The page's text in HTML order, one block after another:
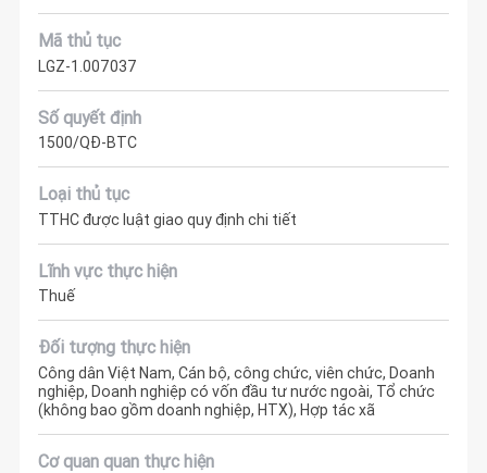
Mã thủ tục
LGZ-1.007037
Số quyết định
1500/QĐ-BTC
Loại thủ tục
TTHC được luật giao quy định chi tiết
Lĩnh vực thực hiện
Thuế
Đối tượng thực hiện
Công dân Việt Nam, Cán bộ, công chức, viên chức, Doanh
nghiệp, Doanh nghiệp có vốn đầu tư nước ngoài, Tổ chức
(không bao gồm doanh nghiệp, HTX), Hợp tác xã
Cơ quan quan thực hiện